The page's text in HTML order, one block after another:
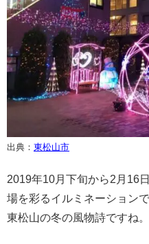
出典： 東松山市
2019年10月下旬から2月16
場を彩るイルミネーションで
東松山の冬の風物詩ですね。